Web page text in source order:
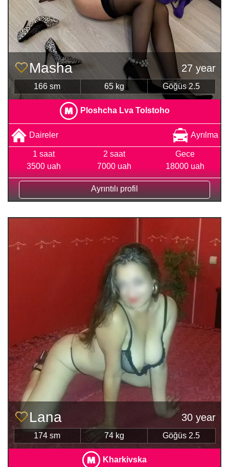
Masha 27 year
166 sm 65 kg Göğüs 2.5
Ploshcha Lva Tolstoho
Daireler Ayrılma
1 saat
3500 uah
2 saat
7000 uah
Gece
18000 uah
Ayrıntılı profil
Lana 30 year
174 sm 74 kg Göğüs 2.5
Kharkivska